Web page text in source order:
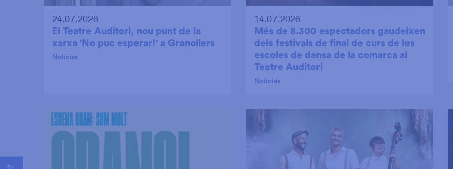
24.07.2026
El Teatre Auditori, nou punt de la
xarxa 'No puc esperar!' a Granollers
Notícies
14.07.2026
Més de 8.300 espectadors gaudeixen
dels festivals de final de curs de les
escoles de dansa de la comarca al
Teatre Auditori
Noticies